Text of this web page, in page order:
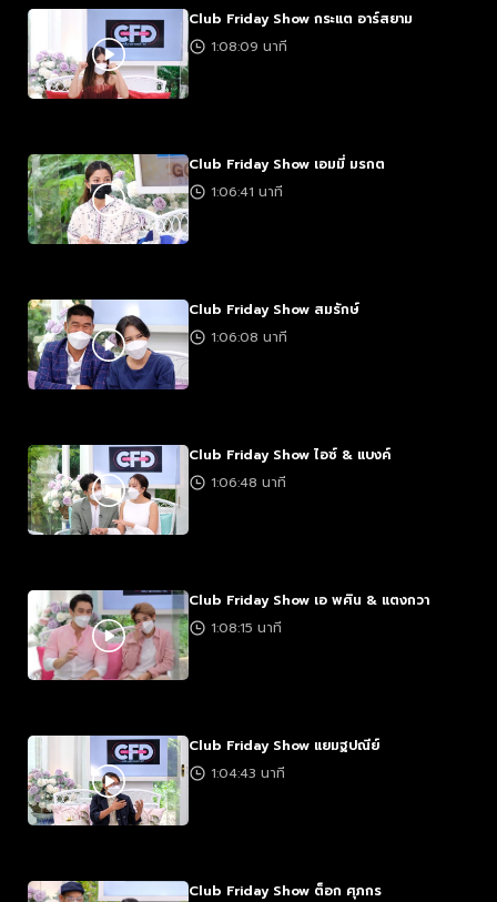
Club Friday Show กระแต อาร์สยาม
1:08:09 นาที
Club Friday Show เอมมี่ มรกต
1:06:41 นาที
Club Friday Show สมรักษ์
1:06:08 นาที
Club Friday Show ไอซ์ & แบงค์
1:06:48 นาที
Club Friday Show เอ พศิน & แตงกวา
1:08:15 นาที
Club Friday Show แยมฐปณีย์
1:04:43 นาที
Club Friday Show ต็อก ศุภกร